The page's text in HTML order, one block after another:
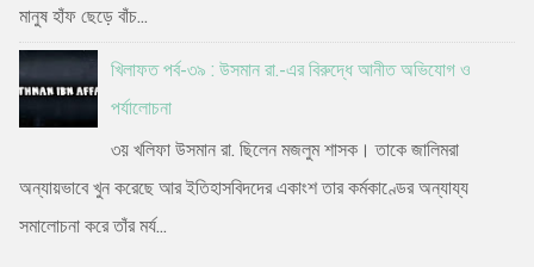
মানুষ হাঁফ ছেড়ে বাঁচ...
খিলাফত পর্ব-৩৯ : উসমান রা.-এর বিরুদ্ধে আনীত অভিযোগ ও
পর্যালোচনা
৩য় খলিফা উসমান রা. ছিলেন মজলুম শাসক। তাকে জালিমরা
অন্যায়ভাবে খুন করেছে আর ইতিহাসবিদদের একাংশ তার কর্মকাণ্ডের অন্যায্য
সমালোচনা করে তাঁর মর্য...